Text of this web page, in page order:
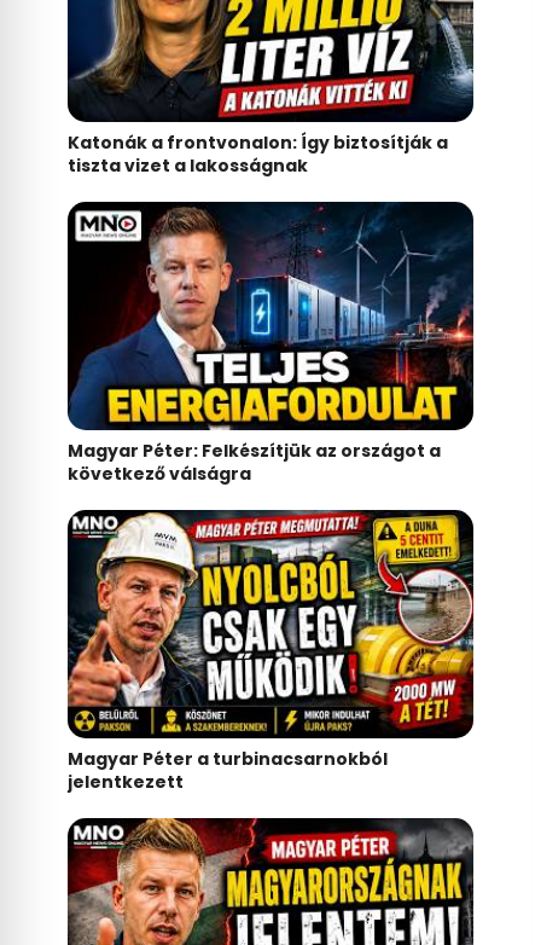
Katonák a frontvonalon: Így biztosítják a
tiszta vizet a lakosságnak
Magyar Péter: Felkészítjük az országot a
következő válságra
Magyar Péter a turbinacsarnokból
jelentkezett